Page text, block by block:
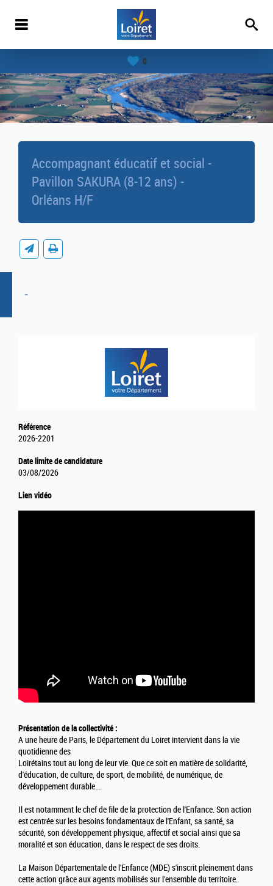
0
Accompagnant éducatif et social -
Pavillon SAKURA (8-12 ans) -
Orléans H/F
-
Référence
2026-2201
Date limite de candidature
03/08/2026
Lien vidéo
Présentation de la collectivité :
A une heure de Paris, le Département du Loiret intervient dans la vie
quotidienne des
Loirétains tout au long de leur vie. Que ce soit en matière de solidarité,
d'éducation, de culture, de sport, de mobilité, de numérique, de
développement durable...
Il est notamment le chef de file de la protection de l'Enfance. Son action
est centrée sur les besoins fondamentaux de l'Enfant, sa santé, sa
sécurité, son développement physique, affectif et social ainsi que sa
moralité et son éducation, dans le respect de ses droits.
La Maison Départementale de l'Enfance (MDE) s'inscrit pleinement dans
cette action grâce aux agents mobilisés sur l'ensemble du territoire.